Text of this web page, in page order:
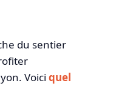
du sentier
Voiciquel